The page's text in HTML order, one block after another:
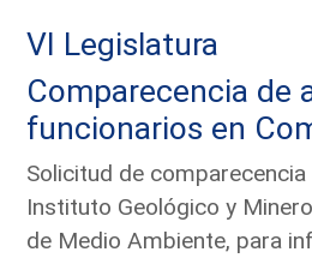
VI Legislatura
Comparecencia de
funcionarios en
Solicitud de
Instituto Geológico y
de Medio Ambiente, para